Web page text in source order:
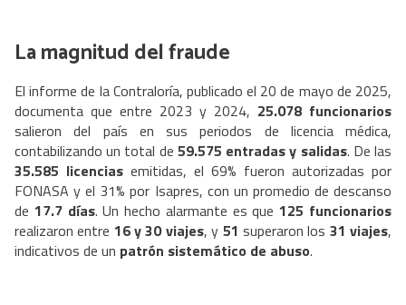
La magnitud del fraude
El informe de la Contraloría, publicado el 20 de mayo de 2025,
documenta que entre 2023 y 2024, 25.078 funcionarios
salieron del país en sus periodos de licencia médica,
contabilizando un total de 59.575 entradas y salidas. De las
35.585 licencias emitidas, el 69% fueron autorizadas por
FONASA y el 31% por Isapres, con un promedio de descanso
de 17.7 días. Un hecho alarmante es que 125 funcionarios
realizaron entre 16 y 30 viajes, y 51 superaron los 31 viajes,
indicativos de un patrón sistemático de abuso.